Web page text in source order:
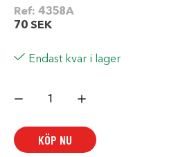
Ref: 4358A
70 SEK
Endast kvar i lager
NO.
5.250
HEX
KÖP NU